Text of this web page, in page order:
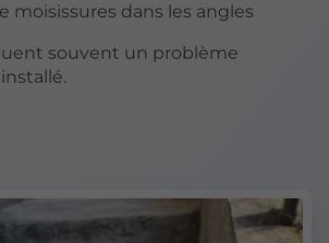
moisissures dans les angles
souvent un problème